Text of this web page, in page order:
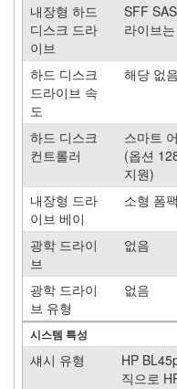
내장형 하드
디스크 드라
이브
SFF
라이브
하드 디스크
드라이브 속
도
해당 없음
하드 디스크
컨트롤러
스마트
(옵션
지원)
내장형 드라
이브 베이
소형 폼
광학 드라이
브
없음
광학 드라이
브 유형
없음
시스템 특성
섀시 유형
HP
직으로
System
(iSeries)
0
System
p5
(pSeries)
0
x
(xSeries)
0
System
z
(Mainframe)
0
BladeServer
0
Sun